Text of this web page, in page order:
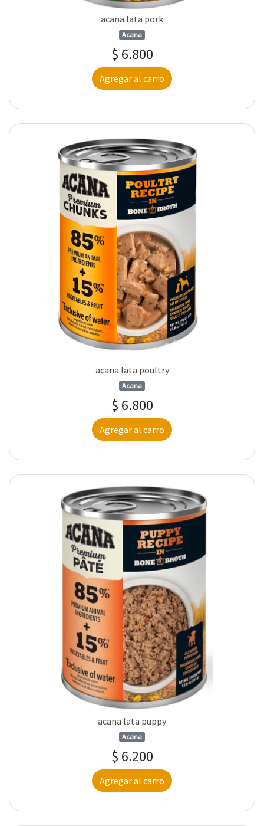
acana lata pork
Acana
$ 6.800
Agregar al carro
acana lata poultry
Acana
$ 6.800
Agregar al carro
acana lata puppy
Acana
$ 6.200
Agregar al carro